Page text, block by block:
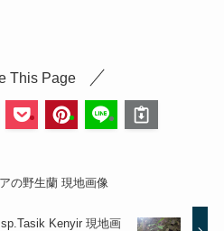
This Page
の野生蘭 現地画像
Kenyir 現地画